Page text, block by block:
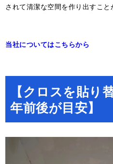
されて清潔な空間を作り出すこと
当社についてはこちらから
【クロスを貼り
年前後が目安】